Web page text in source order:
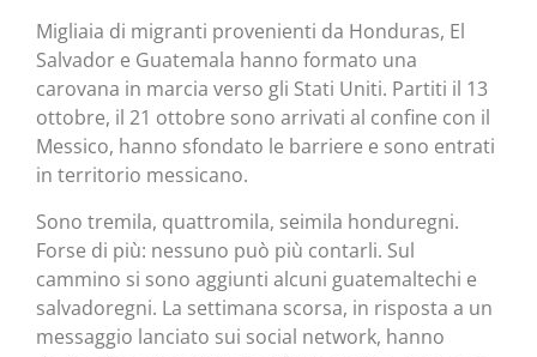
Migliaia di migranti provenienti da Honduras, El
Salvador e Guatemala hanno formato una
carovana in marcia verso gli Stati Uniti. Partiti il 13
ottobre, il 21 ottobre sono arrivati al confine con il
Messico, hanno sfondato le barriere e sono entrati
in territorio messicano.
Sono tremila, quattromila, seimila honduregni.
Forse di più: nessuno può più contarli. Sul
cammino si sono aggiunti alcuni guatemaltechi e
salvadoregni. La settimana scorsa, in risposta a un
messaggio lanciato sui social network, hanno